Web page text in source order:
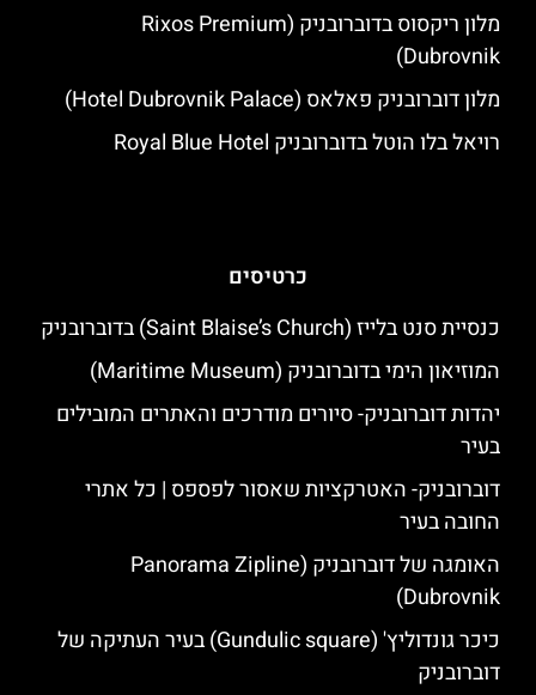
מלון ריקסוס בדוברובניק (Rixos Premium
Dubrovnik)
מלון דוברובניק פאלאס (Hotel Dubrovnik Palace)
רויאל בלו הוטל בדוברובניק Royal Blue Hotel
כרטיסים
כנסיית סנט בלייז (Saint Blaise’s Church) בדוברובניק
המוזיאון הימי בדוברובניק (Maritime Museum)
יהדות דוברובניק- סיורים מודרכים והאתרים המובילים
בעיר
דוברובניק- האטרקציות שאסור לפספס | כל אתרי
החובה בעיר
האומגה של דוברובניק (Panorama Zipline
Dubrovnik)
כיכר גונדוליץ' (Gundulic square) בעיר העתיקה של
דוברובניק